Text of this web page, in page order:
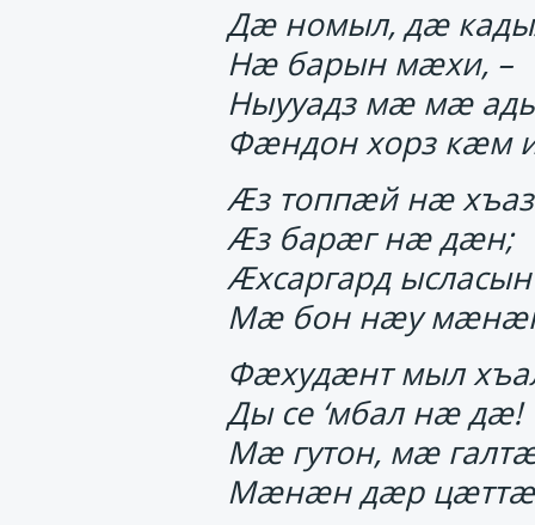
Дӕ номыл, дӕ
Нӕ барын мӕхи, –
Ныууадз мӕ мӕ
Фӕндон хорз кӕм
Ӕз топпӕй нӕ
Ӕз барӕг нӕ дӕн;
Ӕхсаргард ысласын
Мӕ бон нӕу
Фӕхудӕнт мыл
Ды се ‘мбал нӕ дӕ!
Мӕ гутон, мӕ
Мӕнӕн дӕр